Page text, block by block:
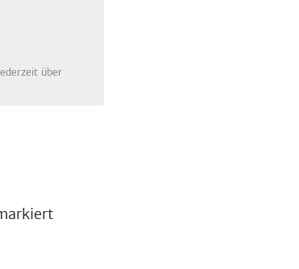
über